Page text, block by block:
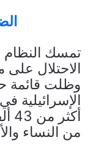
تمسك النظام
الاحتلال على
وظلت قائمة
الإسرائيلية
من النساء